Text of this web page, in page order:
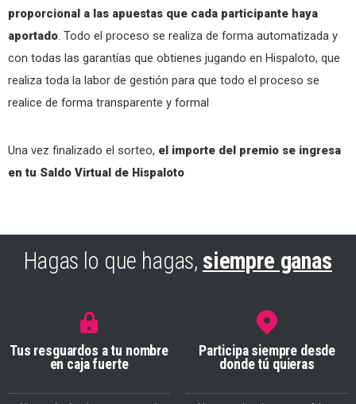
proporcional a las apuestas que cada participante haya
aportado. Todo el proceso se realiza de forma automatizada y
con todas las garantías que obtienes jugando en Hispaloto, que
realiza toda la labor de gestión para que todo el proceso se
realice de forma transparente y formal
Una vez finalizado el sorteo, el importe del premio se ingresa
en tu Saldo Virtual de Hispaloto
Hagas lo que hagas, siempre ganas
Tus resguardos a tu nombre
en caja fuerte
Participa siempre desde
donde tú quieras